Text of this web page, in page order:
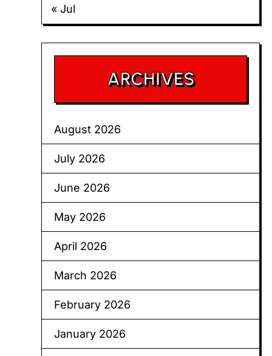
« Jul
ARCHIVES
August 2026
July 2026
June 2026
May 2026
April 2026
March 2026
February 2026
January 2026